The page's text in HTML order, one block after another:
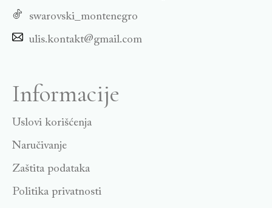
swarovski_montenegro
ulis.kontakt@gmail.com
Informacije
Uslovi korišćenja
Naručivanje
Zaštita podataka
Politika privatnosti